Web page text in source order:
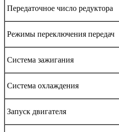
Передаточное число редуктора
Режимы переключения передач
Система зажигания
Система охлаждения
Запуск двигателя